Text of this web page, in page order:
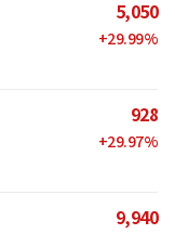
5,050
+29.99%
928
+29.97%
9,940